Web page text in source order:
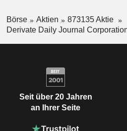
Börse Aktien
873135 Aktie
Derivate Daily Journal
Seit über 20 Jahren
an Ihrer Seite